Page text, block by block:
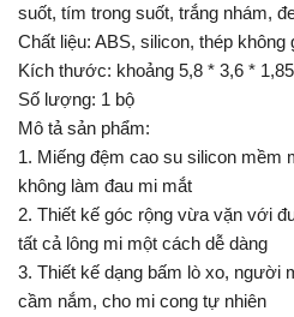
suốt, tím trong suốt, trắng nhám,
Chất liệu: ABS, silicon, thép không
Kích thước: khoảng 5,8 * 3,6 *
Số lượng: 1 bộ
Mô tả sản phẩm:
1. Miếng đệm cao su silicon mềm
không làm đau mi mắt
2. Thiết kế góc rộng vừa vặn với
tất cả lông mi một cách dễ dàng
3. Thiết kế dạng bấm lò xo, người
cầm nắm, cho mi cong tự nhiên